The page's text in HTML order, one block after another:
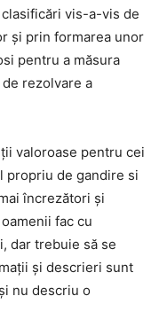
vis-a-vis de
și prin formarea unor
pentru a măsura
rezolvare a
valoroase pentru cei
propriu de gandire si
încrezători și
fac cu
dar trebuie să se
și descrieri sunt
nu descriu o